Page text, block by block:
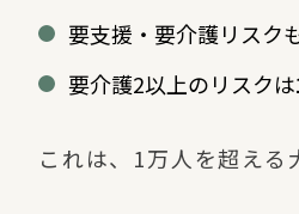
要支援・要介護リスク
要介護2以上のリスクは
これは、1万人を超える